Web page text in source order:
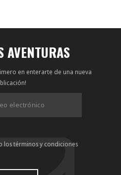
AVENTURAS
en enterarte de una nueva
los términos y condiciones